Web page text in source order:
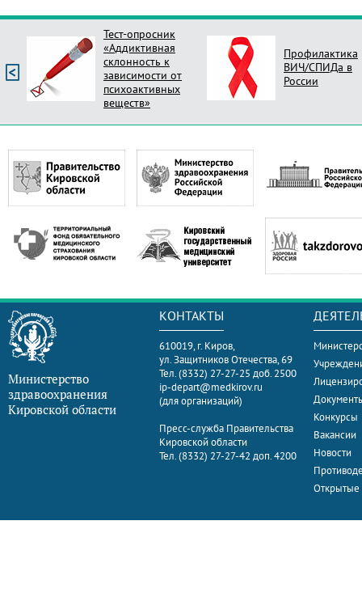
Тест-опросник
«Аддиктивная
склонность к
зависимости от
психоактивных
веществ»
Профилактика
ВИЧ/СПИДа в
России
Министерство
здравоохранения
Кировской области
КОНТАКТЫ
610019, г. Киров,
ул. Защитников Отечества, 69
Тел. (8332) 27-27-25 доб. 2500
ip-depart@medkirov.ru
(для организаций)
Пресс-служба Правительства
Кировской области
Тел. (8332) 27-27-42 доп. 4200
Конкурсы
Вакансии
Новости